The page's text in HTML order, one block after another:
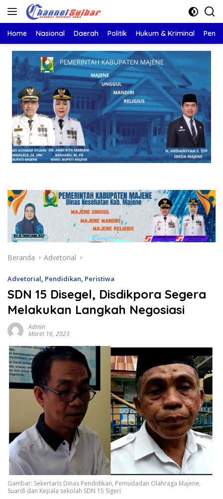
Langsung
Home Nasional Daerah Politik Hukum & Kriminal
Beranda Advetorial
Advetorial Pendidikan Peristiwa
SDN 15 Disegel, Disdikpora Segera
Melakukan Langkah Negosiasi
Admin
Maret 16, 2023
Gambar: Sekertaris Dinas Pendidikan, Pemudadan Olahraga Majene,
Suardi dan Kepala sekolah SDN 15 Sigeri